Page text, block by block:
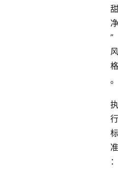
甜
净
”
风
格
。
执
行
标
准
：